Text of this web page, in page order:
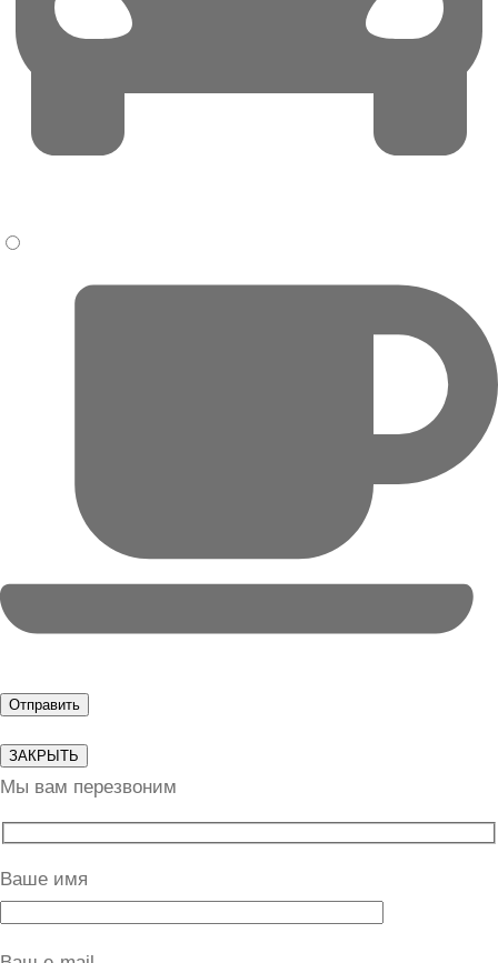
ЗАКРЫТЬ
Мы вам перезвоним
Ваше имя